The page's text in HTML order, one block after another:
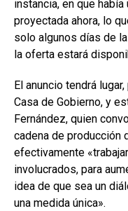
instancia, en que
proyectada ahora, lo
solo algunos días de
la oferta estará
El anuncio tendrá
Casa de Gobierno, y
Fernández, quien
cadena de producción
efectivamente
involucrados, para
idea de que sea un
una medida única».